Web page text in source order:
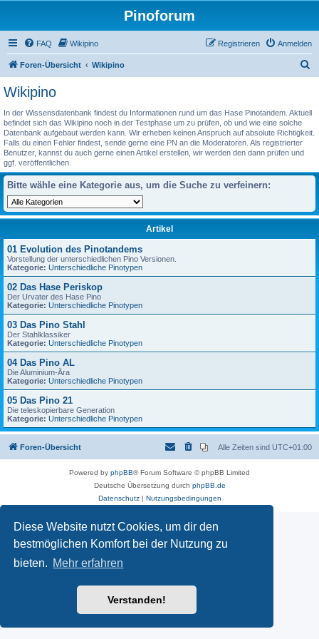
Diese Website nutzt Cookies, um dir den
bestmöglichen Komfort bei der Nutzung zu
bieten. Mehr erfahren
Verstanden!
Pinoforum
FAQ Wikipino Anmelden
Registrieren
Foren-Übersicht Wikipino
h
e
Wikipino
In der Wissensdatenbank findest du Informationen rund um das Hase Pinotandem. Aktuell
befindet sich das Wikipino noch in der Testphase um zu prüfen, ob und wie eine solche
Datenbank aufgebaut werden kann. Wir erheben keinen Anspruch auf absolute Richtigkeit.
Falls du einen Fehler findest, sende gerne eine PN an die Moderatoren. Als registrierter
Benutzer, kannst du auch gerne einen Artikel erstellen, wir werden den dann prüfen und
ggf. veröffentlichen.
Bitte wähle eine Kategorie aus, um die Suche zu verfeinern:
Artikel
01 Evolution des Pinotandems
Vorstellung der unterschiedlichen Pino Versionen.
Kategorie: Unterschiedliche Pinotypen
02 Das Hase Periskop
Der Urvater des Hase Pino
Kategorie: Unterschiedliche Pinotypen
03 Das Pino Stahl
Der Stahlklassiker
Kategorie: Unterschiedliche Pinotypen
04 Das Pino AL
Die Aluminium-Ära
Kategorie: Unterschiedliche Pinotypen
05 Das Pino 21
Die teleskopierbare Generation
Kategorie: Unterschiedliche Pinotypen
Foren-Übersicht Alle Zeiten sind UTC+01:00
Powered by phpBB® Forum Software © phpBB Limited
Deutsche Übersetzung durch phpBB.de
Datenschutz| Nutzungsbedingungen